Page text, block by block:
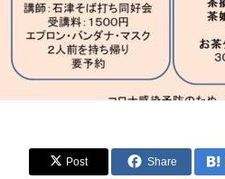
Post Share